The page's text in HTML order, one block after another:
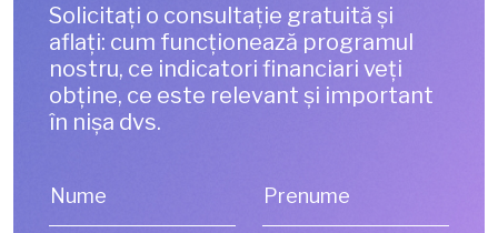
Solicitați o consultație gratuită și
aflați: cum funcționează programul
nostru, ce indicatori financiari veți
obține, ce este relevant și important
în nișa dvs.
Nume Prenume